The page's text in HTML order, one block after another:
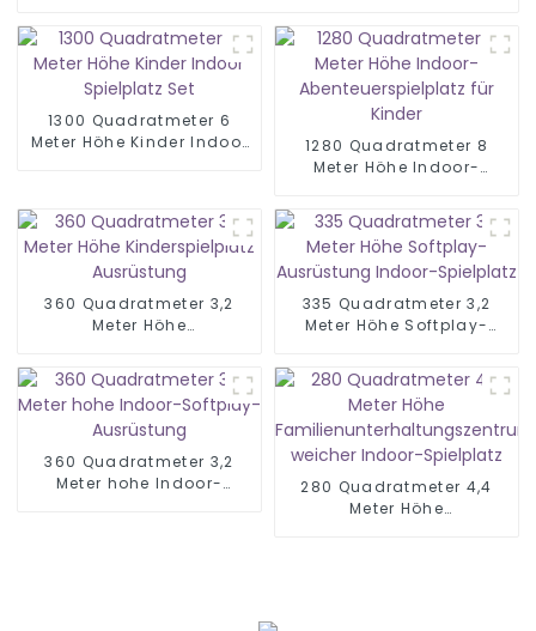
1300 Quadratmeter 6
Meter Höhe Kinder Indoor
1280 Quadratmeter 8
Meter Höhe Indoor-
Kinder
360 Quadratmeter 3,2
Meter Höhe
Ausrüstung
335 Quadratmeter 3,2
Meter Höhe Softplay-
Spielplatz
360 Quadratmeter 3,2
Meter hohe Indoor-
280 Quadratmeter 4,4
Meter Höhe